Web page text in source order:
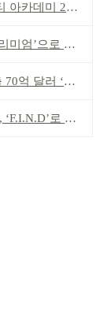
미 2기 발대식
로 승부걸어야
러 ‘역대 최고’
로 읽는다